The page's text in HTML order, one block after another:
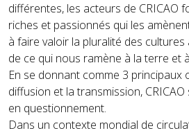
différentes, les acteurs de CRICAO
riches et passionnés qui les
à faire valoir la pluralité des cultures
de ce qui nous ramène à la terre et à
En se donnant comme 3 principaux
diffusion et la transmission,
en questionnement.
Dans un contexte mondial de